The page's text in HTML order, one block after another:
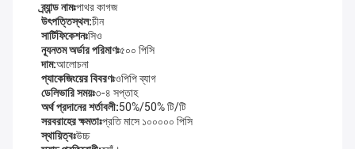
ব্র্যান্ড নামঃপাথর কাগজ
উৎপত্তিস্থল:চীন
সার্টিফিকেশনঃসিও
ন্যূনতম অর্ডার পরিমাণঃ৫০০ পিসি
দাম:আলোচনা
প্যাকেজিংয়ের বিবরণঃওপিপি ব্যাগ
ডেলিভারি সময়ঃ৩-৪ সপ্তাহ
অর্থ প্রদানের শর্তাবলী:50%/50% টি/টি
সরবরাহের ক্ষমতাঃপ্রতি মাসে ১০০০০০ পিসি
স্থায়িত্বঃউচ্চ